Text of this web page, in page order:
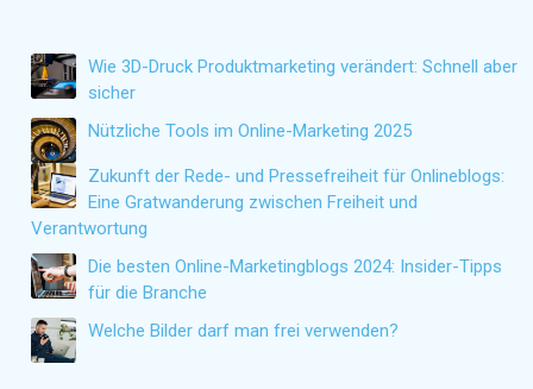
Wie 3D-Druck Produktmarketing verändert: Schnell aber
sicher
Nützliche Tools im Online-Marketing 2025
Zukunft der Rede- und Pressefreiheit für Onlineblogs:
Eine Gratwanderung zwischen Freiheit und
Verantwortung
Die besten Online-Marketingblogs 2024: Insider-Tipps
für die Branche
Welche Bilder darf man frei verwenden?